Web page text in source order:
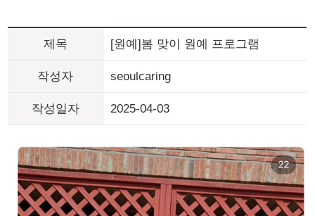
제목 [원예]봄 맞이 원예 프로그램
작성자 seoulcaring
작성일자 2025-04-03